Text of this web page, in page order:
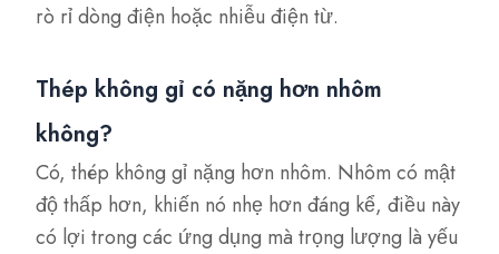
rò rỉ dòng điện hoặc nhiễu điện từ.
Thép không gỉ có nặng hơn nhôm
không?
Có, thép không gỉ nặng hơn nhôm. Nhôm có mật
độ thấp hơn, khiến nó nhẹ hơn đáng kể, điều này
có lợi trong các ứng dụng mà trọng lượng là yếu